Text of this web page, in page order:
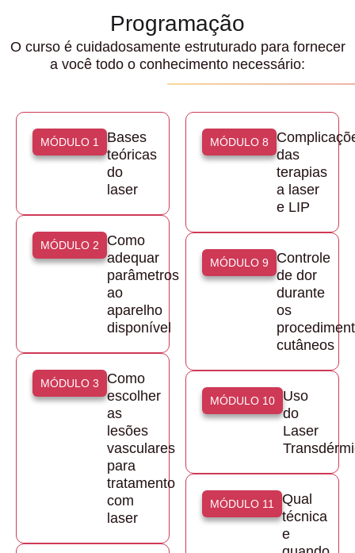
Programação
O curso é cuidadosamente estruturado para fornecer
a você todo o conhecimento necessário:
MÓDULO 1
Bases
teóricas
do
laser
MÓDULO 2
Como
adequar
parâmetros
ao
aparelho
disponível
MÓDULO 3
Como
escolher
as
lesões
vasculares
para
tratamento
com
laser
MÓDULO 8
das
terapias
a laser
e LIP
MÓDULO 9
Controle
de dor
durante
os
cutâneos
MÓDULO 10
Uso
do
Laser
MÓDULO 11
Qual
técnica
e